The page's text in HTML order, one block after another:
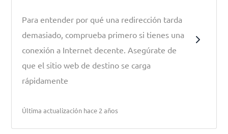
Para entender por qué una redirección tarda
demasiado, comprueba primero si tienes una
conexión a Internet decente. Asegúrate de
que el sitio web de destino se carga
rápidamente
Última actualización hace 2 años